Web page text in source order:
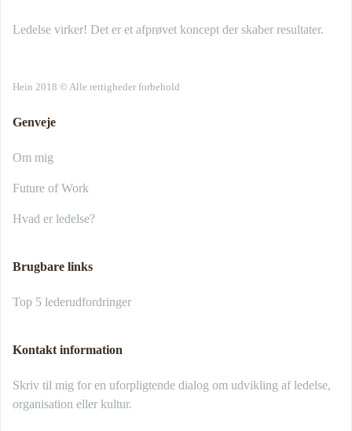
Ledelse virker! Det er et afprøvet koncept der skaber resultater.
Hein 2018 © Alle rettigheder forbehold
Genveje
Om mig
Future of Work
Hvad er ledelse?
Brugbare links
Top 5 lederudfordringer
Kontakt information
Skriv til mig for en uforpligtende dialog om udvikling af ledelse,
organisation eller kultur.